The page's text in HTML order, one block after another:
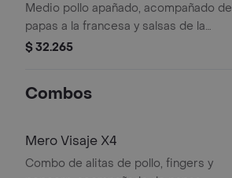
Medio pollo apañado, acompañado de
papas a la francesa y salsas de la
casa.
$ 32.265
Combos
Mero Visaje X4
Combo de alitas de pollo, fingers y